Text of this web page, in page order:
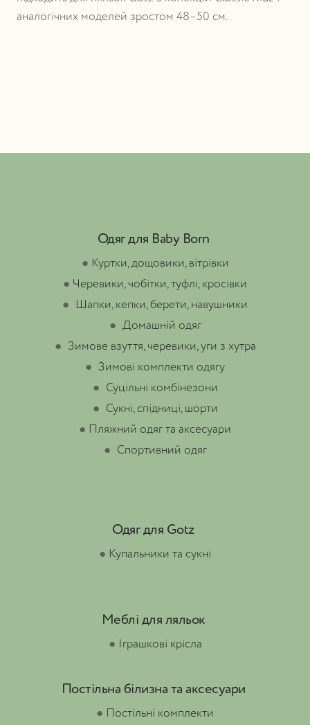
аналогічних моделей зростом 48–50 см.
Одяг для Baby Born
● Куртки, дощовики, вітрівки
● Черевики, чобітки, туфлі, кросівки
●
Шапки, кепки, берети, навушники
● Домашній одяг
● Зимове взуття, черевики, уги з хутра
● Зимові комплекти одягу
● Суцільні комбінезони
● Сукні, спідниці, шорти
● Пляжний одяг та аксесуари
● Спортивний одяг
Одяг для Gotz
● Купальники та сукні
Меблі для ляльок
● Іграшкові крісла
Постільна білизна та аксесуари
● Постільні комплекти